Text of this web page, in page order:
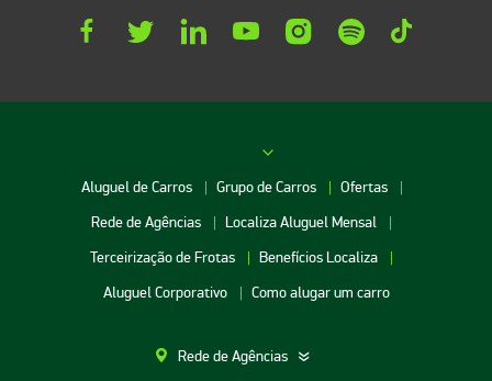
Aluguel de Carros Grupo de Carros
Ofertas
Rede de Agências
Localiza Aluguel Mensal
Terceirização de Frotas
Benefícios Localiza
Aluguel Corporativo
Como alugar um carro
Rede de Agências